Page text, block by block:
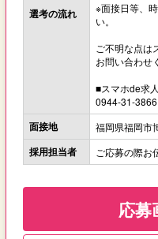
選考の流れ
※面接日等、
い。
ご不明な点は
お問い合わせ
■スマホde求
0944-31-3866
面接地 福岡県福岡市
採用担当者 ご応募の際お
応募